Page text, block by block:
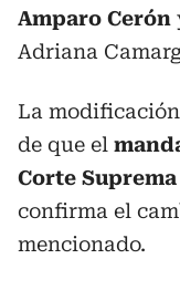
Amparo Cerón
Adriana
La
de que el
Corte
confirma el
mencionado.